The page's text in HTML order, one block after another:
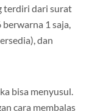
terdiri dari surat
1 saja,
dan
bisa menyusul.
cara membalas